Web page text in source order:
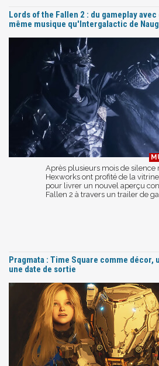
Lords of the Fallen 2 : du gameplay
même musique qu'Intergalactic de
Après plusieurs mois de silence
Hexworks ont profité de la
pour livrer un nouvel aperçu
Fallen 2 à travers un trailer de
Pragmata : Time Square comme décor,
une date de sortie